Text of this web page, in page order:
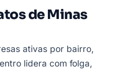
de Minas
ativas por bairro,
lidera com folga,